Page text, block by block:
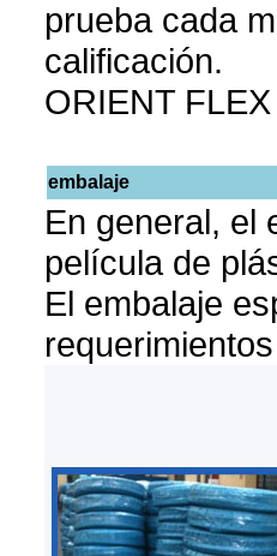
prueba cada
calificación.
ORIENT
embalaje
En general, el
película de
El embalaje